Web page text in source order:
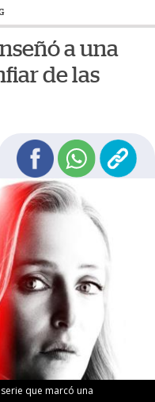
a una
de las
que marcó una